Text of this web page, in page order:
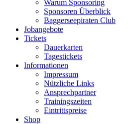
Warum Sponsoring
Sponsoren Überblick
Baggerseepiraten Club
Jobangebote
Tickets
Dauerkarten
Tagestickets
Informationen
Impressum
Nützliche Links
Ansprechpartner
Trainingszeiten
Eintrittspreise
Shop